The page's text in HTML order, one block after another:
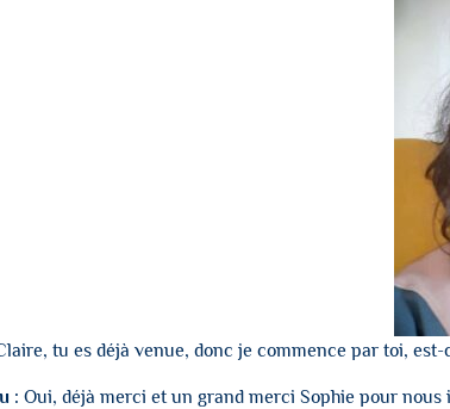
tu es déjà venue, donc je commence par toi,
: Oui, déjà merci et un grand merci Sophie pour nous